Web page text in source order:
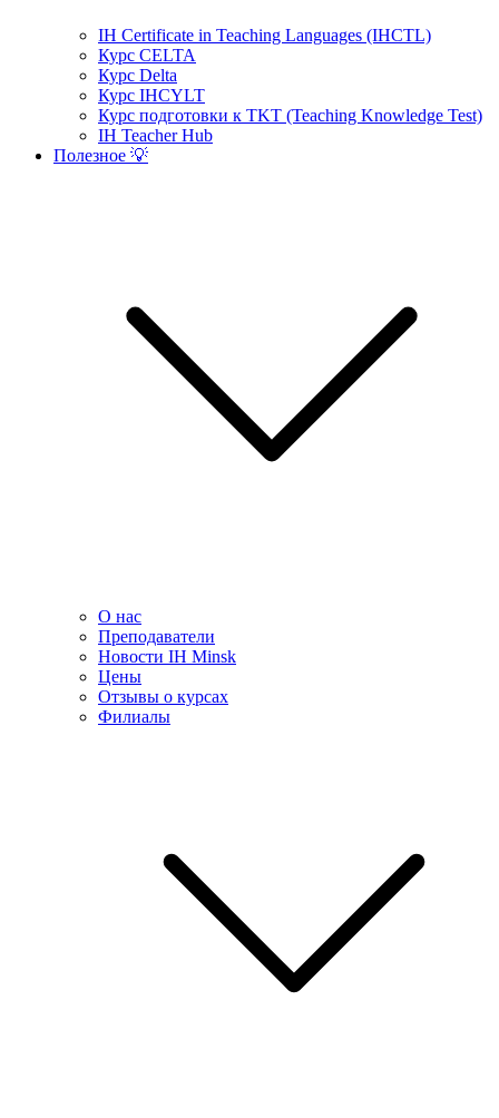
IH Certificate in Teaching Languages (IHCTL)
Курс CELTA
Курс Delta
Курс IHCYLT
Курс подготовки к TKT (Teaching Knowledge Test)
IH Teacher Hub
Полезное 💡
О нас
Преподаватели
Новости IH Minsk
Цены
Отзывы о курсах
Филиалы